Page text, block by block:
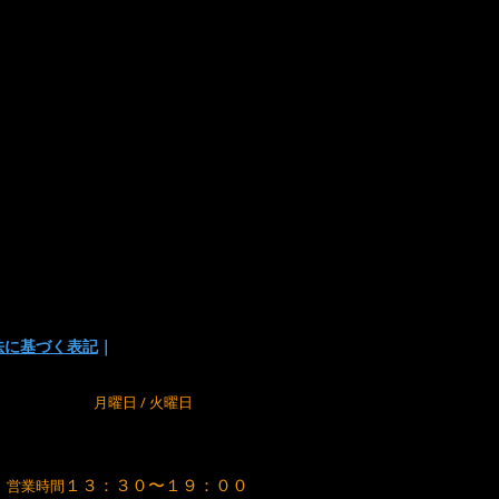
基づく表記｜
月曜日 / 火曜日
営業時間 １３：３０〜１９：００